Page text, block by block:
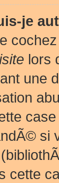
je
lors
une
si
cette